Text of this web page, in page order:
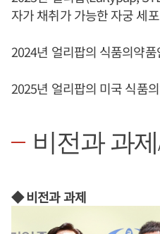
자가 채취가 가능한 자궁 세
2024년 얼리팝의 식품의약
2025년 얼리팝의 미국 식품
비전과 과
◆ 비전과 과제